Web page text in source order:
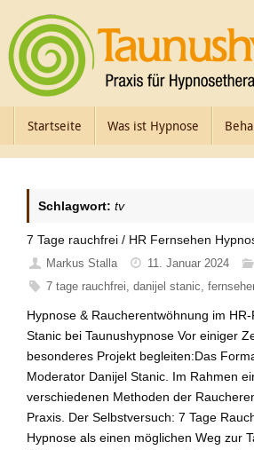
Inhalt
springen
InhaltStartseite Was ist Hypnose
Schlagwort: tv
7 Tage rauchfrei / HR Fernsehen
Markus Stalla 11. Januar 2024
7 tage rauchfrei,danijel stanic,
Hypnose & Raucherentwöhnung im
Stanic bei Taunushypnose Vor einiger
besonderes Projekt begleiten:Das
Moderator Danijel Stanic. Im Rahmen
verschiedenen Methoden der
Praxis. Der Selbstversuch: 7 Tage
Hypnose als einen möglichen Weg zur